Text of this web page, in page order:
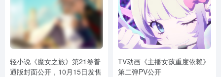
轻小说《魔女之旅》第21卷普
通版封面公开，10月15日发售
TV动画《主播女孩重度依赖》
第二弹PV公开